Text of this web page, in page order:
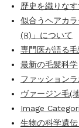
歴史を織りな
似合うヘアカ
(R)」について
専門医が語る
最新の毛髪科学
ファッション
ヴァージン毛(
Image
生物の科学遺